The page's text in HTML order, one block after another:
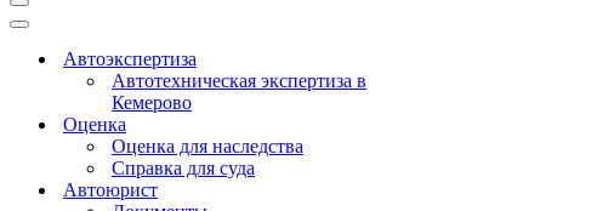
Меню
навигации
Меню
навигацииАвтоэкспертиза
Автотехническая экспертиза в
Кемерово
Оценка
Оценка для наследства
Справка для суда
Автоюрист